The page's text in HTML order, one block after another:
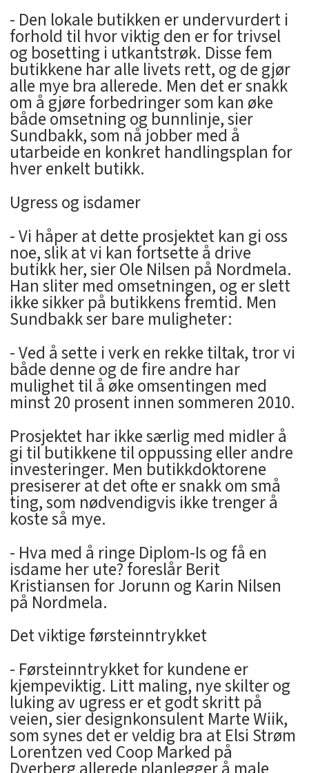
- Den lokale butikken er undervurdert i
forhold til hvor viktig den er for trivsel
og bosetting i utkantstrøk. Disse fem
butikkene har alle livets rett, og de gjør
alle mye bra allerede. Men det er snakk
om å gjøre forbedringer som kan øke
både omsetning og bunnlinje, sier
Sundbakk, som nå jobber med å
utarbeide en konkret handlingsplan for
hver enkelt butikk.
Ugress og isdamer
- Vi håper at dette prosjektet kan gi oss
noe, slik at vi kan fortsette å drive
butikk her, sier Ole Nilsen på Nordmela.
Han sliter med omsetningen, og er slett
ikke sikker på butikkens fremtid. Men
Sundbakk ser bare muligheter:
- Ved å sette i verk en rekke tiltak, tror vi
både denne og de fire andre har
mulighet til å øke omsentingen med
minst 20 prosent innen sommeren 2010.
Prosjektet har ikke særlig med midler å
gi til butikkene til oppussing eller andre
investeringer. Men butikkdoktorene
presiserer at det ofte er snakk om små
ting, som nødvendigvis ikke trenger å
koste så mye.
- Hva med å ringe Diplom-Is og få en
isdame her ute? foreslår Berit
Kristiansen for Jorunn og Karin Nilsen
på Nordmela.
Det viktige førsteinntrykket
- Førsteinntrykket for kundene er
kjempeviktig. Litt maling, nye skilter og
luking av ugress er et godt skritt på
veien, sier designkonsulent Marte Wiik,
som synes det er veldig bra at Elsi Strøm
Lorentzen ved Coop Marked på